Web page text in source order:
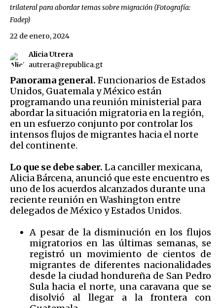
trilateral para abordar temas sobre migración (Fotografía:
Fadep)
Alicia Utrera
autrera@republica.gt
22 de enero, 2024
Panorama general. Funcionarios de Estados
Unidos, Guatemala y México están
programando una reunión ministerial para
abordar la situación migratoria en la región,
en un esfuerzo conjunto por controlar los
intensos flujos de migrantes hacia el norte
del continente.
Lo que se debe saber. La canciller mexicana,
Alicia Bárcena, anunció que este encuentro es
uno de los acuerdos alcanzados durante una
reciente reunión en Washington entre
delegados de México y Estados Unidos.
A pesar de la disminución en los flujos
migratorios en las últimas semanas, se
registró un movimiento de cientos de
migrantes de diferentes nacionalidades
desde la ciudad hondureña de San Pedro
Sula hacia el norte, una caravana que se
disolvió al llegar a la frontera con